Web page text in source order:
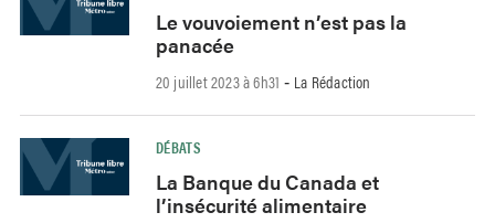
Le vouvoiement n’est pas la
panacée
20 juillet 2023 à 6h31 - La Rédaction
DÉBATS
La Banque du Canada et
l’insécurité alimentaire